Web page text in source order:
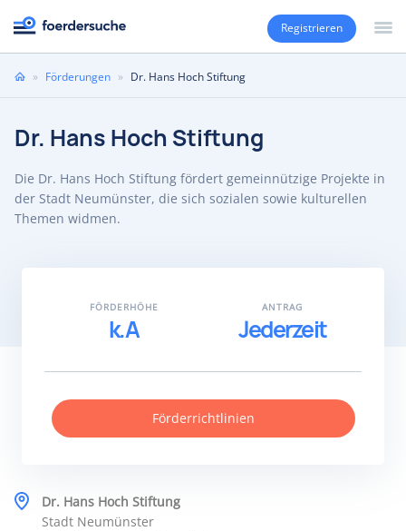
Registrieren
Sie» Förderungen » Dr. Hans Hoch Stiftung
Dr. Hans Hoch Stiftung
Die Dr. Hans Hoch Stiftung fördert gemeinnützige Projekte in
der Stadt Neumünster, die sich sozialen sowie kulturellen
Themen widmen.
Dr. Hans Hoch Stiftung
Stadt Neumünster
FÖRDERHÖHE
k.A
ANTRAG
Jederzeit
Förderrichtlinien